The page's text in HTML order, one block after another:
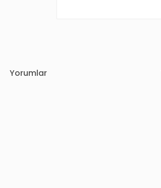
Yorumlar